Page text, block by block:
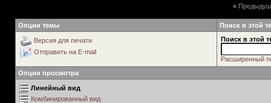
«
Опции темы Поиск в этой
Версия для печати
Отправить на E-mail
Поиск в этой
Расширенный
Опции просмотра
Линейный вид
Комбинированный вид